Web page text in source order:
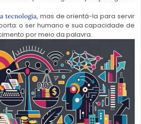
tecnologia, mas de orientá-la para servir
o ser humano e sua capacidade de
por meio da palavra.